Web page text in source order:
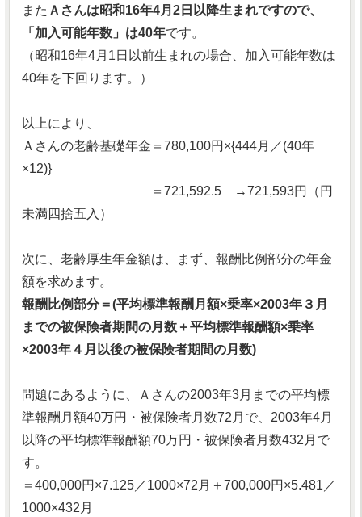
また Ａさんは昭和16年4月2日以降生まれですので、
「加入可能年数」は40年です。
（昭和16年4月1日以前生まれの場合、加入可能年数は
40年を下回ります。）
以上により、
Ａさんの老齢基礎年金＝780,100円×{444月／(40年
×12)}
＝721,592.5 →721,593円（円
未満四捨五入）
次に、老齢厚生年金額は、まず、報酬比例部分の年金
額を求めます。
報酬比例部分＝(平均標準報酬月額×乗率×2003年３月
までの被保険者期間の月数＋平均標準報酬額×乗率
×2003年４月以後の被保険者期間の月数)
問題にあるように、Ａさんの2003年3月までの平均標
準報酬月額40万円・被保険者月数72月で、2003年4月
以降の平均標準報酬額70万円・被保険者月数432月で
す。
＝400,000円×7.125／1000×72月＋700,000円×5.481／
1000×432月